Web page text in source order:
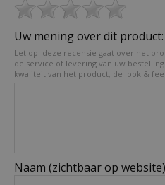
Uw mening over dit product:
Let op: deze recensie gaat over het
de service of levering van uw
kwaliteit van het product, de look &
Naam (zichtbaar op